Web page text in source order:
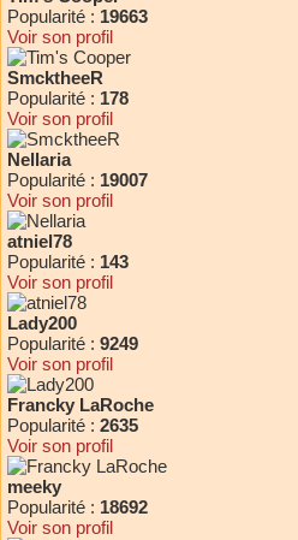
Popularité : 19663
Voir son profil
SmcktheeR
Popularité : 178
Voir son profil
Nellaria
Popularité : 19007
Voir son profil
atniel78
Popularité : 143
Voir son profil
Lady200
Popularité : 9249
Voir son profil
Francky LaRoche
Popularité : 2635
Voir son profil
meeky
Popularité : 18692
Voir son profil